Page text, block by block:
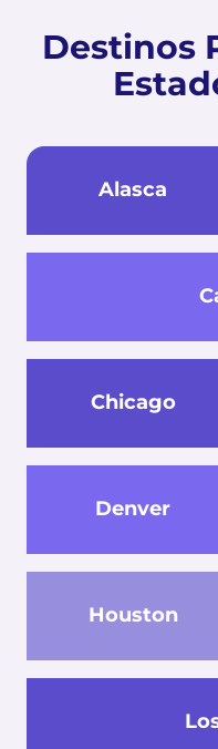
Destinos
Alasca
Chicago
Denver
Houston